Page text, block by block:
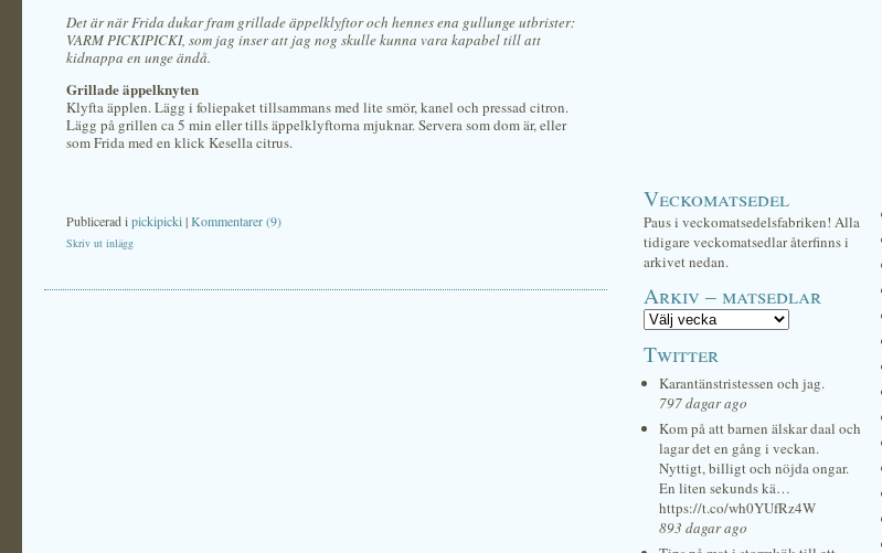
Det är när Frida dukar fram grillade äppelklyftor och hennes ena gullunge utbrister:
VARM PICKIPICKI, som jag inser att jag nog skulle kunna vara kapabel till att
kidnappa en unge ändå.
Grillade äppelknyten
Klyfta äpplen. Lägg i foliepaket tillsammans med lite smör, kanel och pressad citron.
Lägg på grillen ca 5 min eller tills äppelklyftorna mjuknar. Servera som dom är, eller
som Frida med en klick Kesella citrus.
Publicerad ipickipicki|Kommentarer (9)
Skriv ut inlägg
Veckomatsedel
Paus i veckomatsedelsfabriken! Alla
tidigare veckomatsedlar återfinns i
arkivet nedan.
Arkiv – matsedlar
Twitter
Karantänstristessen och jag.
797 dagar ago
Kom på att barnen älskar daal och
lagar det en gång i veckan.
Nyttigt, billigt och nöjda ongar.
En liten sekunds kä…
https://t.co/wh0YUfRz4W
893 dagar ago